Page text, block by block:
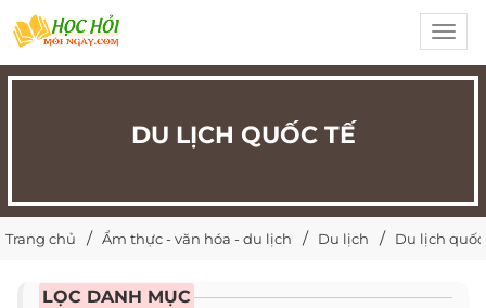
DU LỊCH QUỐC TẾ
Trang chủ Ẩm thực - văn hóa - du lịch Du lịch Du lịch
LỌC DANH MỤC